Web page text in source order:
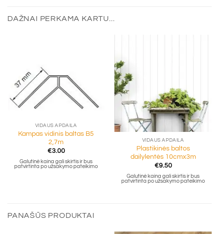
DAŽNAI PERKAMA KARTU...
VIDAUS APDAILA
Kampas vidinis baltas B5
2,7m
€3.00
Galutinė kaina gali skirtis ir bus
patvirtinta po užsakymo pateikimo
VIDAUS APDAILA
Plastikinės baltos
dailylentės 10cmx3m
€9.50
Galutinė kaina gali skirtis ir bus
patvirtinta po užsakymo pateikimo
PANAŠŪS PRODUKTAI